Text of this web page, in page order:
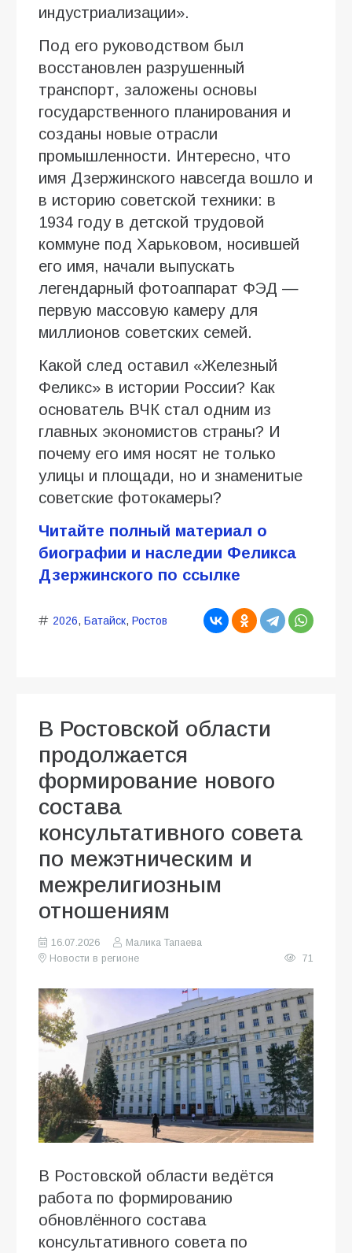
индустриализации».
Под его руководством был
восстановлен разрушенный
транспорт, заложены основы
государственного планирования и
созданы новые отрасли
промышленности. Интересно, что
имя Дзержинского навсегда вошло и
в историю советской техники: в
1934 году в детской трудовой
коммуне под Харьковом, носившей
его имя, начали выпускать
легендарный фотоаппарат ФЭД —
первую массовую камеру для
миллионов советских семей.
Какой след оставил «Железный
Феликс» в истории России? Как
основатель ВЧК стал одним из
главных экономистов страны? И
почему его имя носят не только
улицы и площади, но и знаменитые
советские фотокамеры?
Читайте полный материал о
биографии и наследии Феликса
Дзержинского по ссылке
2026, Батайск, Ростов
В Ростовской области
продолжается
формирование нового
состава
консультативного совета
по межэтническим и
межрелигиозным
отношениям
16.07.2026
Малика Тапаева
Новости в регионе
71
В Ростовской области ведётся
работа по формированию
обновлённого состава
консультативного совета по